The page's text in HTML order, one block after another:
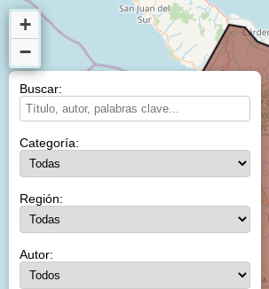
Buscar:
Categoría:
Región:
Autor:
+
−